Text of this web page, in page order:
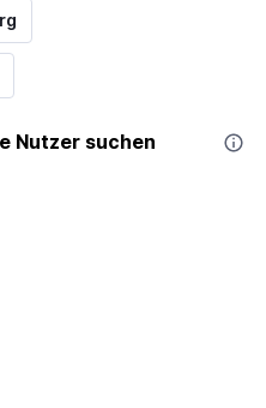
Nutzer suchen